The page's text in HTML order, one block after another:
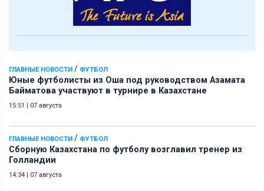
ГЛАВНЫЕ НОВОСТИ / ФУТБОЛ
Юные футболисты из Оша под руководством Азамата
Байматова участвуют в турнире в Казахстане
15:51 | 07 августа
ГЛАВНЫЕ НОВОСТИ / ФУТБОЛ
Сборную Казахстана по футболу возглавил тренер из
Голландии
14:34 | 07 августа